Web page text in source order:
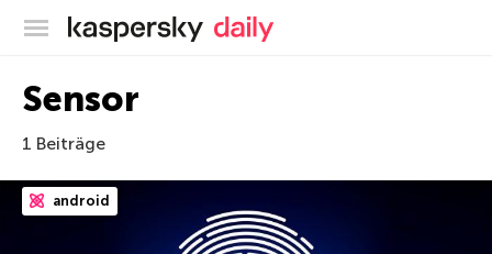
Offizieller Blog von Kaspersky
Sensor
1 Beiträge
android